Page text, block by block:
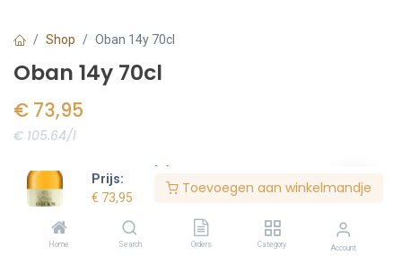
Prijs:
€ 73,95
Toevoegen aan winkelmandje
Home Search Orders Category Account
Shop Oban 14y 70cl
Oban 14y 70cl
€ 73,95
€ 105.64/l
Voorraad:7stuk(s)
Bestel nu